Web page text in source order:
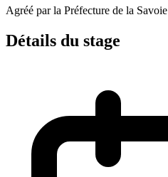
Agréé par la Préfecture de la Savoie
Détails du stage